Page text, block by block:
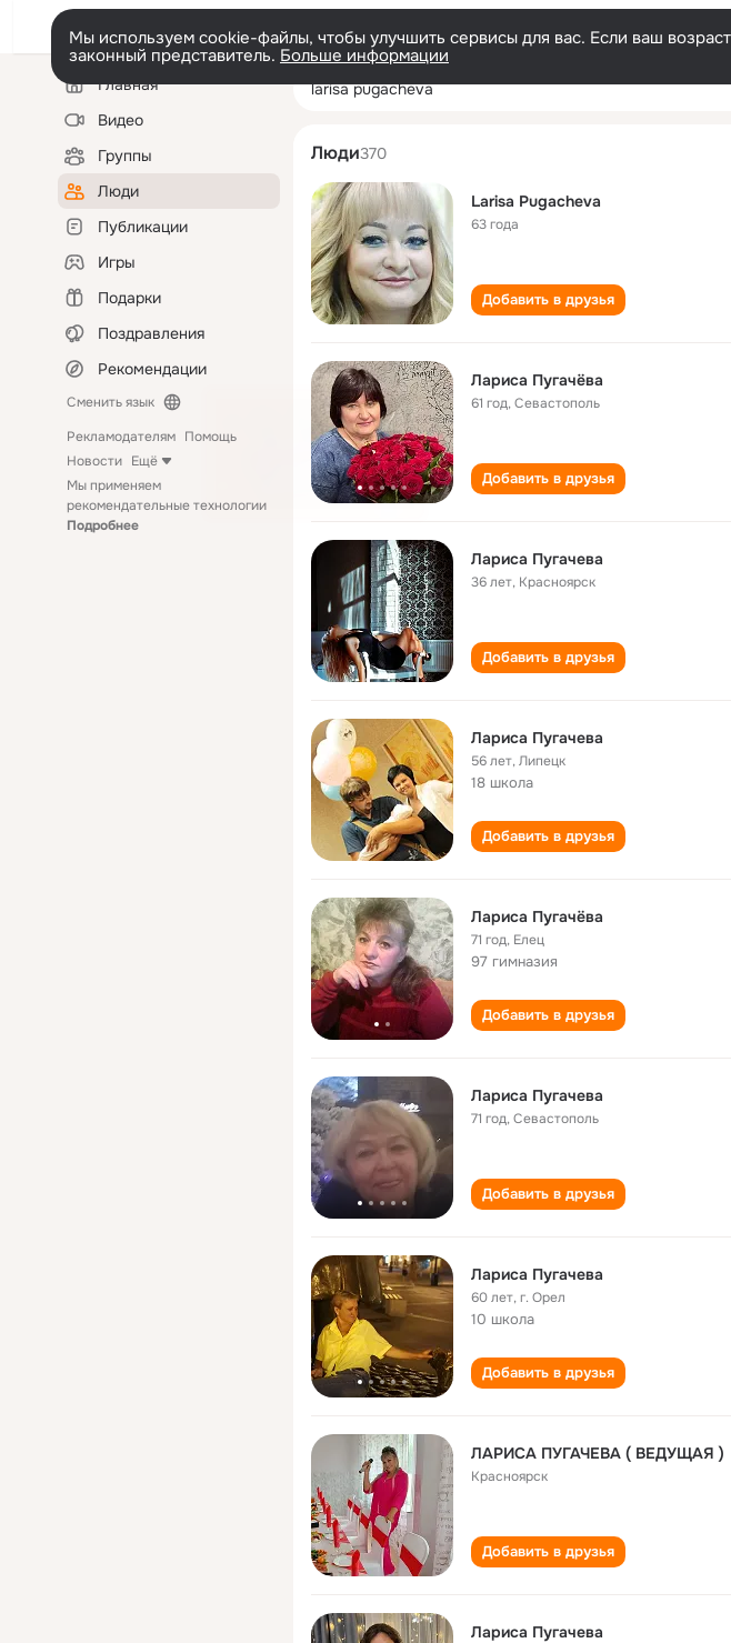
Мы используем cookie-файлы, чтобы улучшить сервисы для вас. Если ваш
законный представитель. Больше информации
Левая
колонкаГлавная
Видео
Группы
Люди
Публикации
Игры
Подарки
Поздравления
Рекомендации
Сменить язык
Рекламодателям Помощь
Новости Ещё
Мы применяем
рекомендательные технологии
Подробнее
larisa pugacheva
Люди370
Larisa Pugacheva
63 года
Добавить в друзья
Лариса Пугачёва
61 год,Севастополь
Добавить в друзья
Лариса Пугачева
36 лет, Красноярск
Добавить в друзья
Лариса Пугачева
56 лет,Липецк
18 школа
Добавить в друзья
Лариса Пугачёва
71 год, Елец
97 гимназия
Добавить в друзья
Лариса Пугачева
71 год,Севастополь
Добавить в друзья
Лариса Пугачева
60 лет,г. Орел
10 школа
Добавить в друзья
ЛАРИСА ПУГАЧЕВА ( ВЕДУЩАЯ )
Красноярск
Добавить в друзья
Лариса Пугачева